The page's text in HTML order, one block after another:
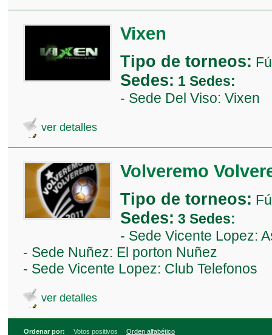
Vixen
Tipo de torneos:
Sedes: 1 Sedes:
- Sede Del Viso: Vixen
ver detalles
Volveremo
Tipo de torneos:
Sedes: 3 Sedes:
- Sede Vicente Lopez:
- Sede Nuñez: El porton Nuñez
- Sede Vicente Lopez: Club Telefonos
ver detalles
Ordenar por: Votos positivos Orden alfabético